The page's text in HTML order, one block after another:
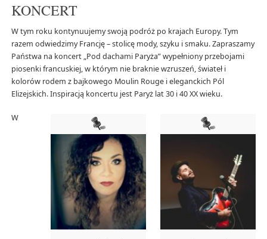
KONCERT
W tym roku kontynuujemy swoją podróż po krajach Europy. Tym
razem odwiedzimy Francję – stolicę mody, szyku i smaku. Zapraszamy
Państwa na koncert „Pod dachami Paryża” wypełniony przebojami
piosenki francuskiej, w którym nie braknie wzruszeń, świateł i
kolorów rodem z bajkowego Moulin Rouge i eleganckich Pól
Elizejskich. Inspiracją koncertu jest Paryż lat 30 i 40 XX wieku.
W